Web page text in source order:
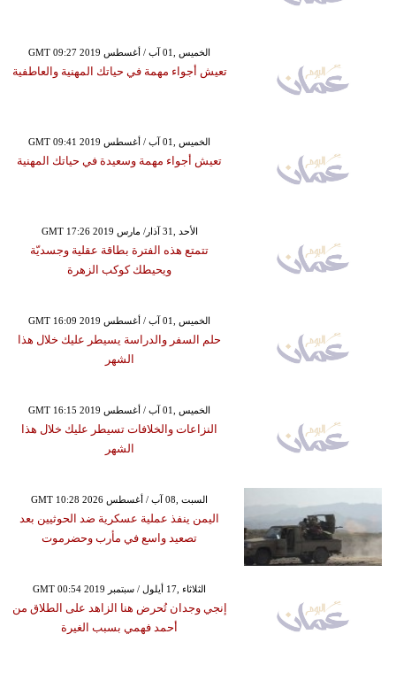
GMT 09:27 2019 الخميس ,01 آب / أغسطس
تعيش أجواء مهمة في حياتك المهنية والعاطفية
GMT 09:41 2019 الخميس ,01 آب / أغسطس
تعيش أجواء مهمة وسعيدة في حياتك المهنية
GMT 17:26 2019 الأحد ,31 آذار/ مارس
تتمتع هذه الفترة بطاقة عقلية وجسديّة
ويحيطك كوكب الزهرة
GMT 16:09 2019 الخميس ,01 آب / أغسطس
حلم السفر والدراسة يسيطر عليك خلال هذا
الشهر
GMT 16:15 2019 الخميس ,01 آب / أغسطس
النزاعات والخلافات تسيطر عليك خلال هذا
الشهر
GMT 10:28 2026 السبت ,08 آب / أغسطس
اليمن ينفذ عملية عسكرية ضد الحوثيين بعد
تصعيد واسع في مأرب وحضرموت
GMT 00:54 2019 الثلاثاء ,17 أيلول / سبتمبر
إنجي وجدان تُحرض هنا الزاهد على الطلاق من
أحمد فهمي بسبب الغيرة